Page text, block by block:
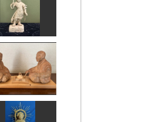
安底羅大将
みっちゃん